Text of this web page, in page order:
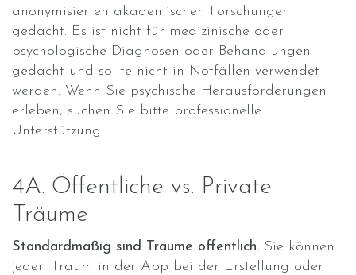
anonymisierten akademischen Forschungen
gedacht. Es ist nicht für medizinische oder
psychologische Diagnosen oder Behandlungen
gedacht und sollte nicht in Notfällen verwendet
werden. Wenn Sie psychische Herausforderungen
erleben, suchen Sie bitte professionelle
Unterstützung.
4A. Öffentliche vs. Private
Träume
Standardmäßig sind Träume öffentlich. Sie können
jeden Traum in der App bei der Erstellung oder